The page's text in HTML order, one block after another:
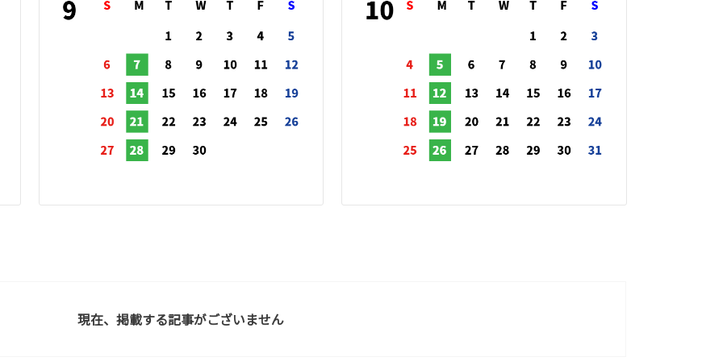
現在、掲載する記事がございません